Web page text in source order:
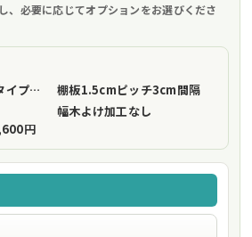
、必要に応じてオプションをお選びくださ
棚受タイプ（耐荷重タイプ）
フリーストップ棚受（標準仕様）
棚板1.5cmピッチ3cm間隔
幅木よけ加工なし
円